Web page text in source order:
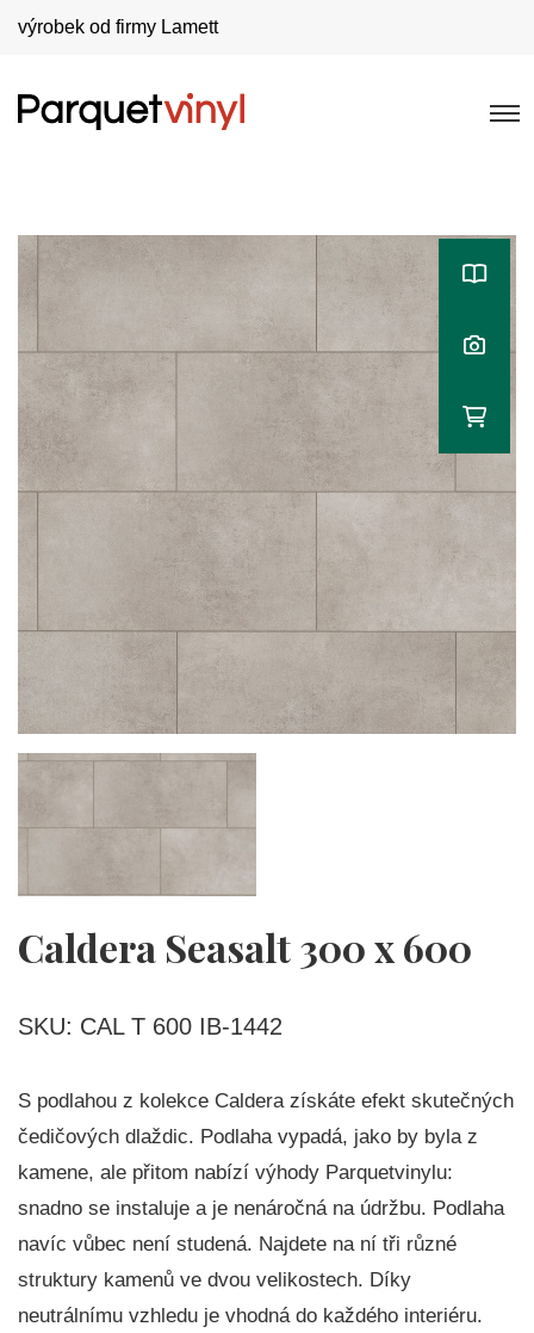
výrobek od firmy Lamett
Caldera Seasalt 300 x 600
SKU: CAL T 600 IB-1442
S podlahou z kolekce Caldera získáte efekt skutečných
čedičových dlaždic. Podlaha vypadá, jako by byla z
kamene, ale přitom nabízí výhody Parquetvinylu:
snadno se instaluje a je nenáročná na údržbu. Podlaha
navíc vůbec není studená. Najdete na ní tři různé
struktury kamenů ve dvou velikostech. Díky
neutrálnímu vzhledu je vhodná do každého interiéru.